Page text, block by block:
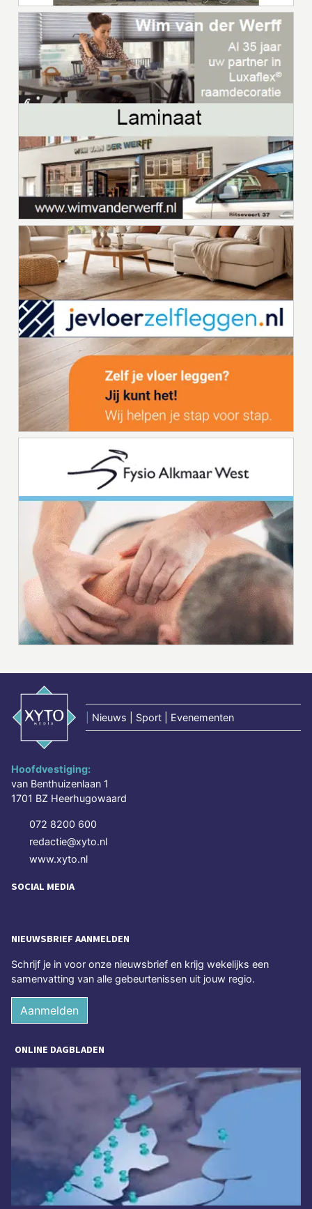
Nieuws | Sport | Evenementen
Hoofdvestiging:
van Benthuizenlaan 1
1701 BZ Heerhugowaard
072 8200 600
redactie@xyto.nl
www.xyto.nl
SOCIAL MEDIA
NIEUWSBRIEF AANMELDEN
Schrijf je in voor onze nieuwsbrief en krijg wekelijks een
samenvatting van alle gebeurtenissen uit jouw regio.
Aanmelden
ONLINE DAGBLADEN